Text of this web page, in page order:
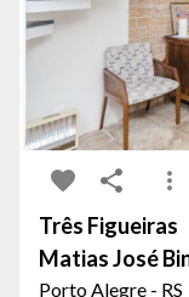
Três Figueiras
Matias José
Porto Alegre - RS